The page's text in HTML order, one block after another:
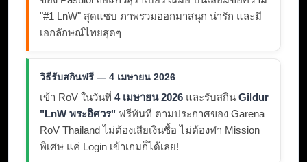
"#1 LnW" สุดแซบ ภาพรวมออกมาสนุก น่ารัก และมี
เอกลักษณ์ไทยสุดๆ
วิธีรับสกินฟรี — 4 เมษายน 2026
เข้า RoV ในวันที่ 4 เมษายน 2026 และรับสกิน Gildur
"LnW พระอิศวร" ฟรีทันที ตามประกาศของ Garena
RoV Thailand ไม่ต้องเสียเงินซื้อ ไม่ต้องทำ Mission
พิเศษ แค่ Login เข้าเกมก็ได้เลย!